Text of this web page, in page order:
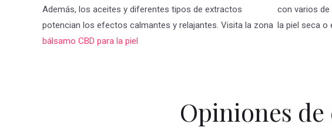
Además, los aceites y diferentes tipos de extractos
potencian los efectos calmantes y relajantes. Visita la zona
bálsamo CBD para la piel
con varios
la piel seca o
Opiniones